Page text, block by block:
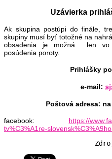
Uzávierka
Ak skupina postúpi do finále,
skupiny musí byť totožné na
obsadenia je možná len vo
posúdenia poroty.
Prihlášky
e-mail:
Poštová adresa:
facebook: https://
tv%C3%A1re-